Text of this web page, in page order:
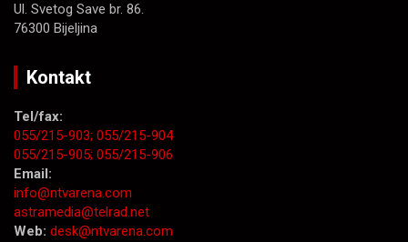
Ul. Svetog Save br. 86.
76300 Bijeljina
Kontakt
Tel/fax:
055/215-903; 055/215-904
055/215-905; 055/215-906
Email:
info@ntvarena.com
astramedia@telrad.net
Web: desk@ntvarena.com